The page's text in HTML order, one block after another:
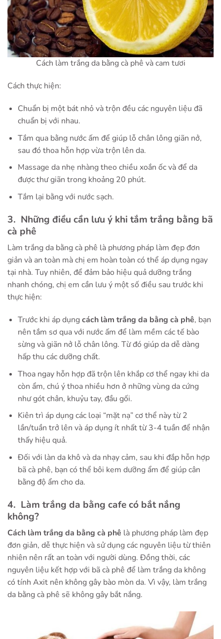
Cách làm trắng da bằng cà phê và cam tươi
Cách thực hiện:
Chuẩn bị một bát nhỏ và trộn đều các nguyên liệu đã
chuẩn bị với nhau.
Tắm qua bằng nước ấm để giúp lỗ chân lông giãn nở,
sau đó thoa hỗn hợp vừa trộn lên da.
Massage da nhẹ nhàng theo chiều xoắn ốc và để da
được thư giãn trong khoảng 20 phút.
Tắm lại bằng với nước sạch.
3. Những điều cần lưu ý khi tắm trắng bằng bã
cà phê
Làm trắng da bằng cà phê là phương pháp làm đẹp đơn
giản và an toàn mà chị em hoàn toàn có thể áp dụng ngay
tại nhà. Tuy nhiên, để đảm bảo hiệu quả dưỡng trắng
nhanh chóng, chị em cần lưu ý một số điều sau trước khi
thực hiện:
Trước khi áp dụngcách làm trắng da bằng cà phê, bạn
nên tắm sơ qua với nước ấm để làm mềm các tế bào
sừng và giãn nở lỗ chân lông. Từ đó giúp da dễ dàng
hấp thu các dưỡng chất.
Thoa ngay hỗn hợp đã trộn lên khắp cơ thể ngay khi da
còn ẩm, chú ý thoa nhiều hơn ở những vùng da cứng
như gót chân, khuỷu tay, đầu gối.
Kiên trì áp dụng các loại “mặt nạ” cơ thể này từ 2
lần/tuần trở lên và áp dụng ít nhất từ 3-4 tuần để nhận
thấy hiệu quả.
Đối với làn da khô và da nhạy cảm, sau khi đắp hỗn hợp
bã cà phê, bạn có thể bôi kem dưỡng ẩm để giúp cân
bằng độ ẩm cho da.
4. Làm trắng da bằng cafe có bắt nắng
không?
Cách làm trắng da bằng cà phê là phương pháp làm đẹp
đơn giản, dễ thực hiện và sử dụng các nguyên liệu từ thiên
nhiên nên rất an toàn với người dùng. Đồng thời, các
nguyên liệu kết hợp với bã cà phê để làm trắng da không
có tính Axit nên không gây bào mòn da. Vì vậy, làm trắng
da bằng cà phê sẽ không gây bắt nắng.